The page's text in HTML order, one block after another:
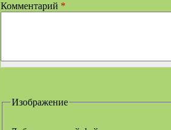
Комментарий *
Изображение